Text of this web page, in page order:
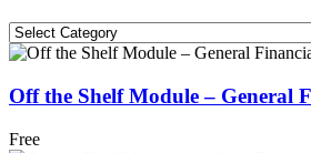
Categories
Off the Shelf Module – General
Free